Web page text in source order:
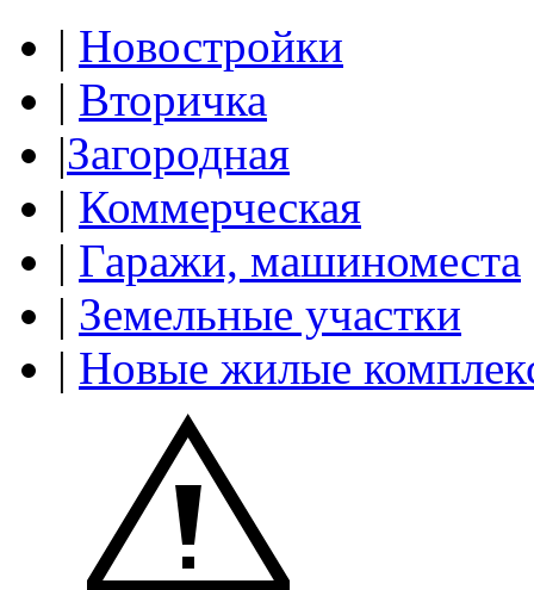
| Новостройки
| Вторичка
|Загородная
| Коммерческая
| Гаражи, машиноместа
| Земельные участки
| Новые жилые